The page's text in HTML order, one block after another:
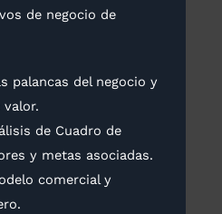
de negocio de
palancas del negocio y
valor.
de Cuadro de
y metas asociadas.
comercial y